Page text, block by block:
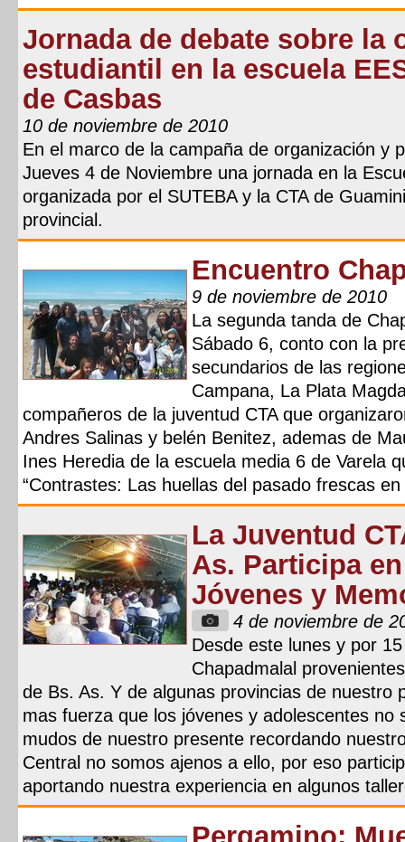
Jornada de debate sobre la
estudiantil en la escuela
de Casbas
10 de noviembre de 2010
En el marco de la campaña de organización y
Jueves 4 de Noviembre una jornada en la
organizada por el SUTEBA y la CTA de
provincial.
Encuentro
9 de noviembre de 2010
La segunda tanda de
Sábado 6, conto con la
secundarios de las
Campana, La Plata
compañeros de la juventud CTA que
Andres Salinas y belén Benitez, ademas de
Ines Heredia de la escuela media 6 de Varela
“Contrastes: Las huellas del pasado frescas en
La Juventud
As. Participa
Jóvenes y
4 de noviembre de
Desde este lunes y por
Chapadmalal
de Bs. As. Y de algunas provincias de nuestro
mas fuerza que los jóvenes y adolescentes
mudos de nuestro presente recordando
Central no somos ajenos a ello, por eso
aportando nuestra experiencia en algunos
Pergamino: